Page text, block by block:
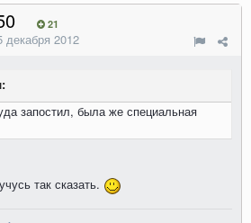
21
декабря 2012
запостил, была же специальная
так сказать.